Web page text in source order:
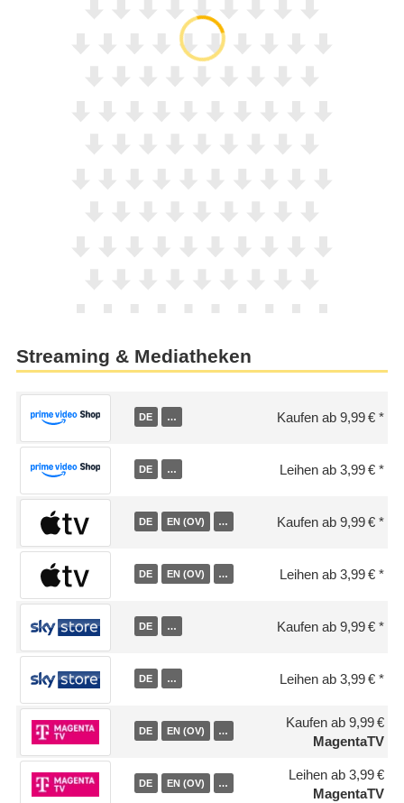
Streaming & Mediatheken
DE … Kaufen ab 9,99 €
DE … Leihen ab 3,99 €
DE EN (OV) … Kaufen ab 9,99 €
DE EN (OV) … Leihen ab 3,99 €
DE … Kaufen ab 9,99 €
DE … Leihen ab 3,99 €
DE EN (OV) …
Kaufen ab 9,99 €
MagentaTV
DE EN (OV) …
Leihen ab 3,99 €
MagentaTV